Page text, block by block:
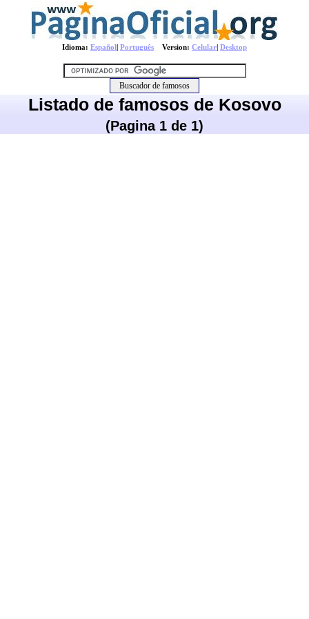
Idioma: Español| Português Version: Celular| Desktop
Listado de famosos de Kosovo
(Pagina 1 de 1)